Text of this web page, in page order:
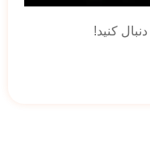
دنبال کنید!